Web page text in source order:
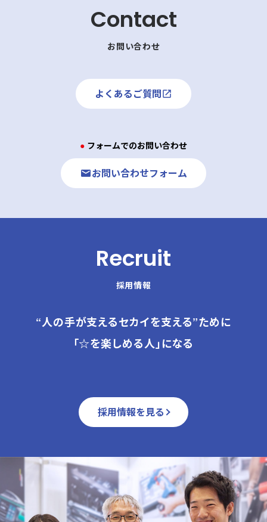
Contact
お問い合わせ
よくあるご質問
● フォームでのお問い合わせ
お問い合わせフォーム
Recruit
採用情報
“人の手が支えるセカイを支える”ために
「☆を楽しめる人」になる
採用情報を見る